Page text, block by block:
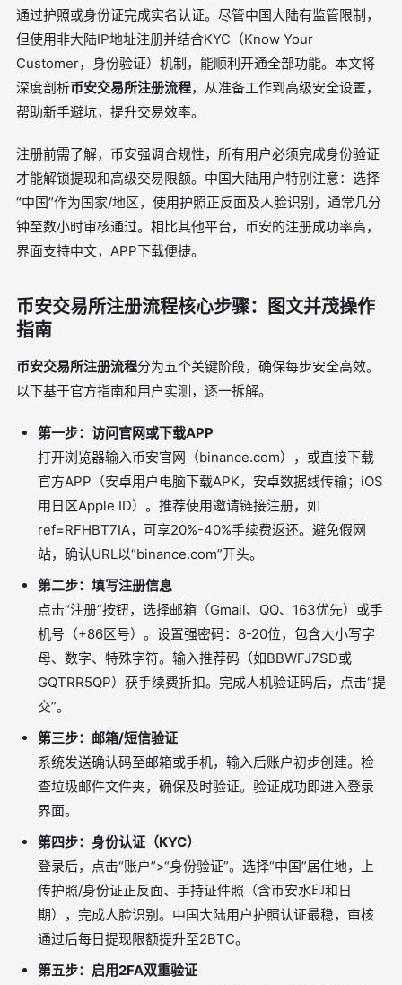
通过护照或身份证完成实名认证。尽管中国大陆有监管限制，
但使用非大陆IP地址注册并结合KYC（Know Your
Customer，身份验证）机制，能顺利开通全部功能。本文将
深度剖析币安交易所注册流程，从准备工作到高级安全设置，
帮助新手避坑，提升交易效率。
注册前需了解，币安强调合规性，所有用户必须完成身份验证
才能解锁提现和高级交易限额。中国大陆用户特别注意：选择
“中国”作为国家/地区，使用护照正反面及人脸识别，通常几分
钟至数小时审核通过。相比其他平台，币安的注册成功率高，
界面支持中文，APP下载便捷。
币安交易所注册流程核心步骤：图文并茂操作
指南
币安交易所注册流程分为五个关键阶段，确保每步安全高效。
以下基于官方指南和用户实测，逐一拆解。
第一步：访问官网或下载APP
打开浏览器输入币安官网（binance.com），或直接下载
官方APP（安卓用户电脑下载APK，安卓数据线传输；iOS
用日区Apple ID）。推荐使用邀请链接注册，如
ref=RFHBT7IA，可享20%-40%手续费返还。避免假网
站，确认URL以“binance.com”开头。
第二步：填写注册信息
点击“注册”按钮，选择邮箱（Gmail、QQ、163优先）或手
机号（+86区号）。设置强密码：8-20位，包含大小写字
母、数字、特殊字符。输入推荐码（如BBWFJ7SD或
GQTRR5QP）获手续费折扣。完成人机验证码后，点击“提
交”。
第三步：邮箱/短信验证
系统发送确认码至邮箱或手机，输入后账户初步创建。检
查垃圾邮件文件夹，确保及时验证。验证成功即进入登录
界面。
第四步：身份认证（KYC）
登录后，点击“账户”>“身份验证”。选择“中国”居住地，上
传护照/身份证正反面、手持证件照（含币安水印和日
期），完成人脸识别。中国大陆用户护照认证最稳，审核
通过后每日提现限额提升至2BTC。
第五步：启用2FA双重验证